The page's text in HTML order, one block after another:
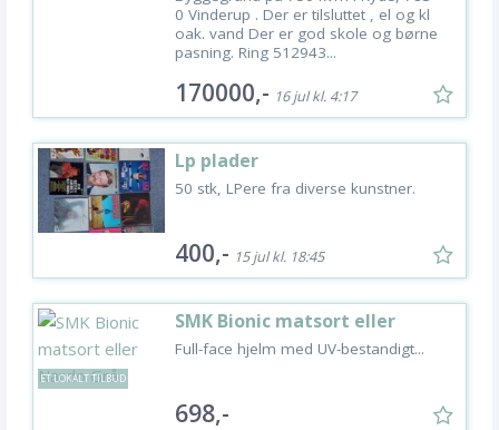
0 Vinderup . Der er tilsluttet , el og kl
oak. vand Der er god skole og børne
pasning. Ring 512943...
170000,- 16 jul kl. 4:17
Lp plader
50 stk, LPere fra diverse kunstner.
400,- 15 jul kl. 18:45
ET LOKALT TILBUD
SMK Bionic matsort eller
Nardo Grå
Full-face hjelm med UV-bestandigt...
698,-